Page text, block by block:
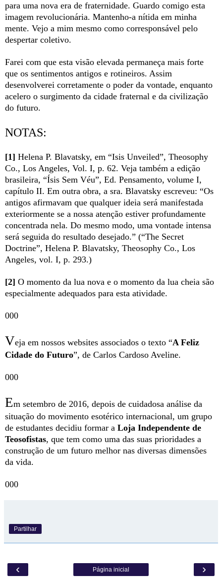
para uma nova era de fraternidade. Guardo comigo esta
imagem revolucionária. Mantenho-a nítida em minha
mente. Vejo a mim mesmo como corresponsável pelo
despertar coletivo.
Farei com que esta visão elevada permaneça mais forte
que os sentimentos antigos e rotineiros. Assim
desenvolverei corretamente o poder da vontade, enquanto
acelero o surgimento da cidade fraternal e da civilização
do futuro.
NOTAS:
[1] Helena P. Blavatsky, em “Isis Unveiled”, Theosophy
Co., Los Angeles, Vol. I, p. 62. Veja também a edição
brasileira, “Ísis Sem Véu”, Ed. Pensamento, volume I,
capítulo II. Em outra obra, a sra. Blavatsky escreveu: “Os
antigos afirmavam que qualquer ideia será manifestada
exteriormente se a nossa atenção estiver profundamente
concentrada nela. Do mesmo modo, uma vontade intensa
será seguida do resultado desejado.” (“The Secret
Doctrine”, Helena P. Blavatsky, Theosophy Co., Los
Angeles, vol. I, p. 293.)
[2] O momento da lua nova e o momento da lua cheia são
especialmente adequados para esta atividade.
000
Veja em nossos websites associados o texto “A Feliz
Cidade do Futuro”, de Carlos Cardoso Aveline.
000
Em setembro de 2016, depois de cuidadosa análise da
situação do movimento esotérico internacional, um grupo
de estudantes decidiu formar a Loja Independente de
Teosofistas, que tem como uma das suas prioridades a
construção de um futuro melhor nas diversas dimensões
da vida.
000
Partilhar
‹ ›
Página inicial